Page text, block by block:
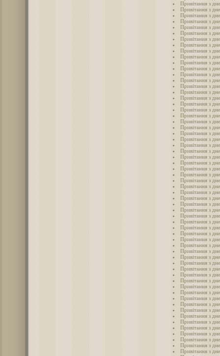
Привітання з
Привітання з
Привітання з
Привітання з
Привітання з
Привітання з
Привітання з
Привітання з
Привітання з
Привітання з
Привітання з
Привітання з
Привітання з
Привітання з
Привітання з
Привітання з
Привітання з
Привітання з
Привітання з
Привітання з
Привітання з
Привітання з
Привітання з
Привітання з
Привітання з
Привітання з
Привітання з
Привітання з
Привітання з
Привітання з
Привітання з
Привітання з
Привітання з
Привітання з
Привітання з
Привітання з
Привітання з
Привітання з
Привітання з
Привітання з
Привітання з
Привітання з
Привітання з
Привітання з
Привітання з
Привітання з
Привітання з
Привітання з
Привітання з
Привітання з
Привітання з
Привітання з
Привітання з
Привітання з
Привітання з
Привітання з
Привітання з
Привітання з
Привітання з
Привітання з